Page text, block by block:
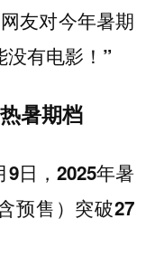
友对今年暑期
有电影！”
暑期档
9日，2025年暑
预售）突破27